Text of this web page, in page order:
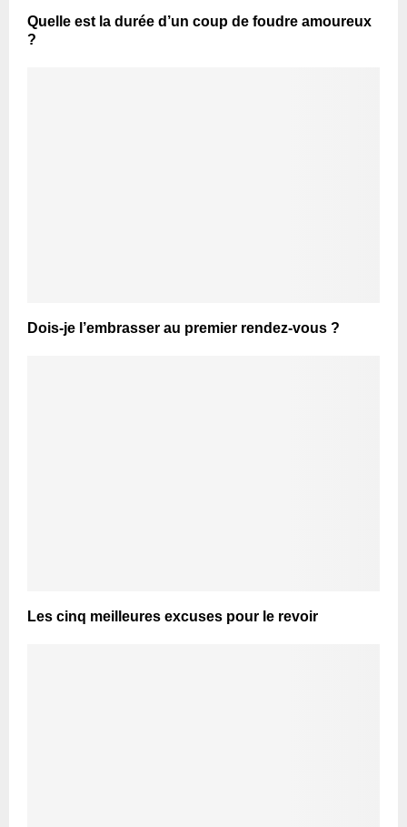
Quelle est la durée d’un coup de foudre amoureux
?
Dois-je l’embrasser au premier rendez-vous ?
Les cinq meilleures excuses pour le revoir